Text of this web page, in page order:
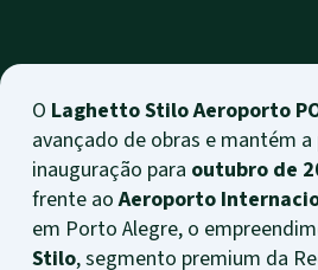
O Laghetto Stilo Aeroporto
avançado de obras e mantém
inauguração para outubro de
frente aoAeroporto
em Porto Alegre, o
Stilo, segmento premium da